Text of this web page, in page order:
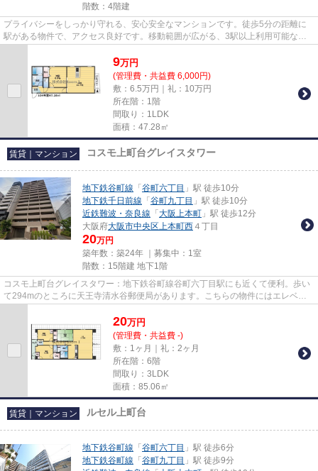
階数：4階建
プライバシーをしっかり守れる、安心安全なマンションです。徒歩5分の距離に
駅がある物件で、アクセス良好です。移動範囲が広がる、3駅以上利用可能な物
9万円
(管理費・共益費 6,000円)
敷：6.5万円｜礼：10万円
所在階：1階
間取り：1LDK
面積：47.28㎡
賃貸｜マンション コスモ上町台グレイスタワー
地下鉄谷町線 「 谷町六丁目 」駅 徒歩10分
地下鉄千日前線 「 谷町九丁目 」駅 徒歩10分
近鉄難波・奈良線 「 大阪上本町 」駅 徒歩12分
大阪府大阪市中央区上本町西 ４丁目
20万円
築年数：築24年 ｜募集中： 1室
階数：15階建 地下1階
コスモ上町台グレイスタワー：地下鉄谷町線谷町六丁目駅にも近くて便利。歩い
て294mのところに天王寺清水谷郵便局があります。こちらの物件にはエレベー
20万円
(管理費・共益費 -)
敷：1ヶ月｜礼：2ヶ月
所在階：6階
間取り：3LDK
面積：85.06㎡
賃貸｜マンション ルセル上町台
地下鉄谷町線 「 谷町六丁目 」駅 徒歩6分
地下鉄谷町線 「 谷町九丁目 」駅 徒歩9分